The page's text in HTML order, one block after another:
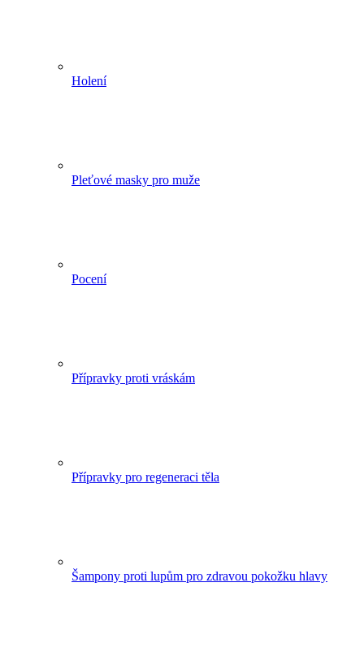
Holení
Pleťové masky pro muže
Pocení
Přípravky proti vráskám
Přípravky pro regeneraci těla
Šampony proti lupům pro zdravou pokožku hlavy